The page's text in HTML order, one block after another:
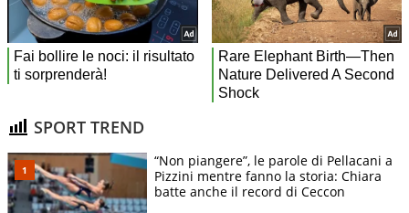
SPORT TREND
“Non piangere”, le parole di Pellacani a
Pizzini mentre fanno la storia: Chiara
batte anche il record di Ceccon